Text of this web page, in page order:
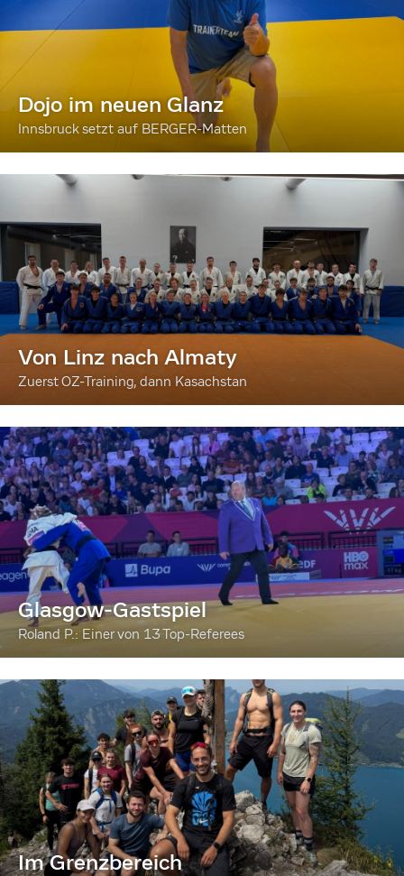
Dojo im neuen Glanz
Innsbruck setzt auf BERGER-Matten
Von Linz nach Almaty
Zuerst OZ-Training, dann Kasachstan
Glasgow-Gastspiel
Roland P.: Einer von 13 Top-Referees
Im Grenzbereich